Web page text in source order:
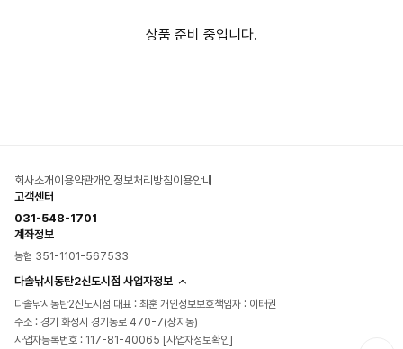
상품 준비 중입니다.
회사소개 이용약관개인정보처리방침이용안내
다솔낚시동탄2신도시점 사업자정보
다솔낚시동탄2신도시점 대표 : 최훈 개인정보보호책임자 : 이태권
주소 : 경기 화성시 경기동로 470-7(장지동)
사업자등록번호 : 117-81-40065 [사업자정보확인]
고객센터
031-548-1701
계좌정보
농협 351-1101-567533